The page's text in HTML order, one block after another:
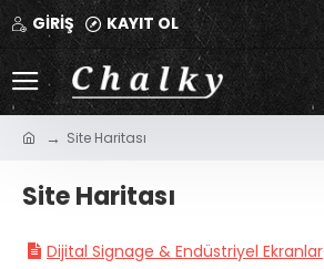
GİRİŞ KAYIT OL
Site Haritası
Site Haritası
Dijital Signage & Endüstriyel Ekranlar